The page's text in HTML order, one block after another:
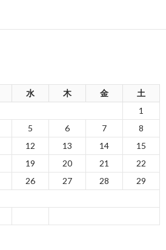
水 木 金 土
1
5 6 7
8
12 13 14
15
19 20 21
22
26 27 28
29